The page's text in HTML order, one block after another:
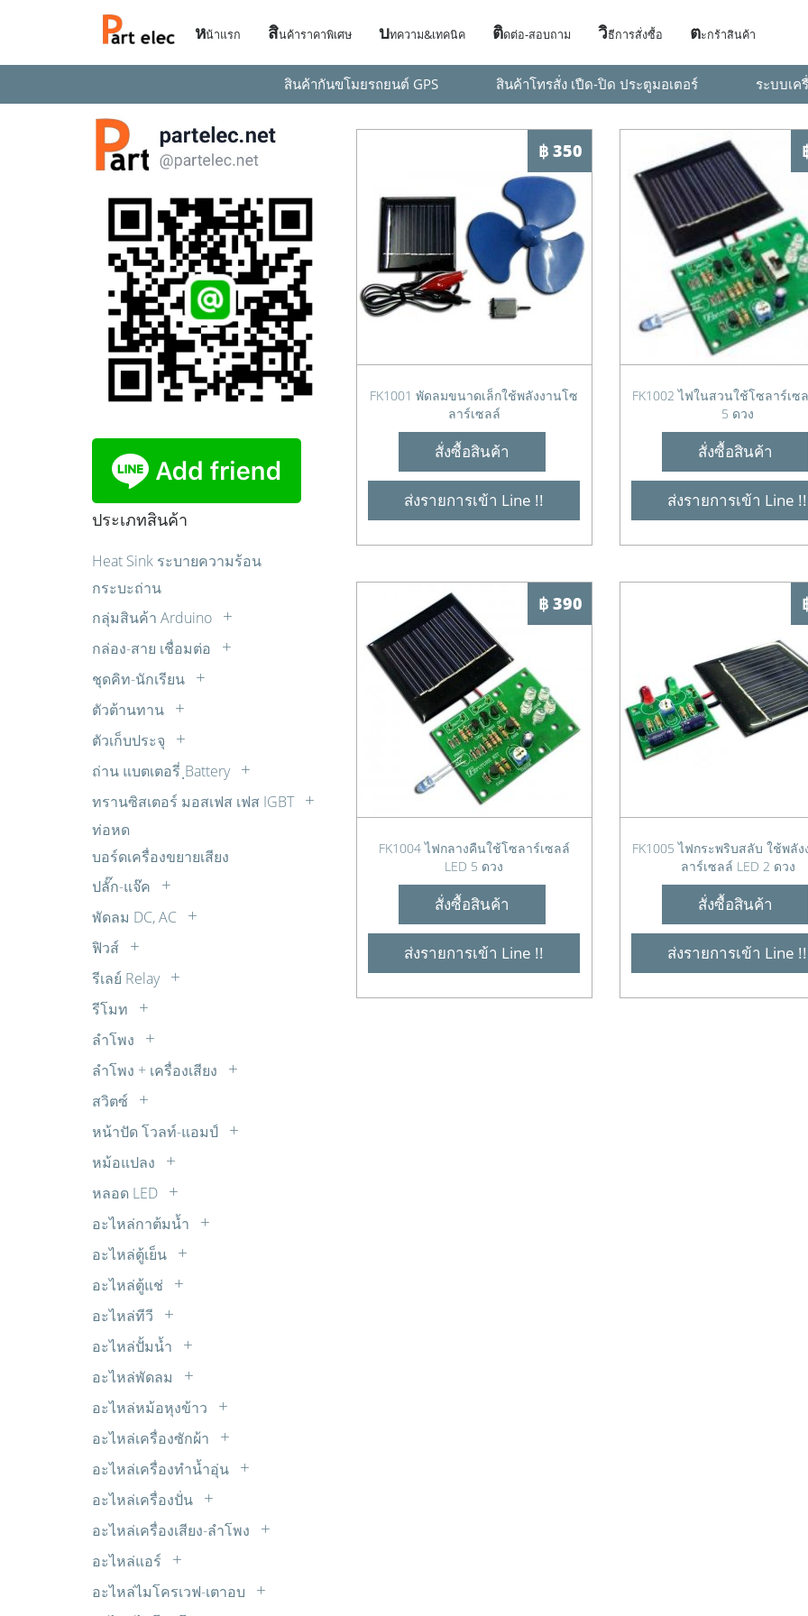
หน้าแรก สินค้าราคาพิเศษ บทความ&เทคนิค ติดต่อ-สอบถาม วิธีการสั่งซื้อ ตะกร้าสินค้า
สินค้ากันขโมยรถยนต์ GPS สินค้าโทรสั่ง เปืด-ปิด ประตูมอเตอร์ ระบบเค
ประเภทสินค้า
Heat Sink ระบายความร้อน
กระบะถ่าน
กลุ่มสินค้า Arduino
Sensor เซ็นเซอร์
บอร์ดขับมอเตอร์
บอร์ดรีเลย์
มอเตอร์ต่างๆ
หน้าจอแสดงผล
กล่อง-สาย เชื่อมต่อ
กล่องแปลงสัญญาณ
สายปลั๊กไฟ AC
สายสัญญาณเสียง AUDIO
สายเพื่อการทดลอง
ชุดคิท-นักเรียน
ควบคุมไฟ AC ด้วยแสง เสียง รีโมท ตั้ง
เวลา
ชุดคิทสำหรับผู้เริ่มต้น
ชุดหุ่นยนต์
ชุดไมโครคอนโทรลเลอร์
พลังงาน โซลาร์เซลล์
วงจรขยายเสียง ปรับแต่งเสียง
วงจรควบคุมความเร็วมอเตอร์ DC
วงจรตัวเลขจัมโบ้ วงจรขับ และไฟกระ
วงจรนาฬิกาและจับเวลา
วงจรบันทึกเสียง
วงจรเสียงต่างๆ จากไอซี OTP
วิทยุรับ-ส่ง FM ไมค์ลอย จูนเนอร์
แหล่งจ่ายไฟ
ไฟกระพริบ ไฟเกมส์
ตัวต้านทาน
LDR
R 10W
R 15W
R 1W
R 20W
R 30W
ตัวต้านทานปรับค่าได้ 30W
ตัวเก็บประจุ
Cap. มอเตอร์สตาร์ท
อิเล็กโตรไลต์
ไมล่าร์
ถ่าน แบตเตอรี่ ฺBattery
ถ่านคาร์บอนซิงค์
ทรานซิสเตอร์ มอสเฟส เฟส IGBT
IGBT
Transistors
TRIAC
ท่อหด
บอร์ดเครื่องขยายเสียง
ปลั๊ก-แจ๊ค
COAX
DC
RCA
RCA ติดแท่น
ตัวแปลง
สเปคคอน
แจ๊ค TR
พัดลม DC, AC
พัดลม AC
พัดลมทั่วไป
ฟิวส์
เทอร์โมฟิวส์
รีเลย์ Relay
รีเลย์ 14V DC
รีเลย์ 18V DC
รีเลย์ 220V AC
รีเลย์ 24V DC
รีเลย์ 6V DC
รีเลย์ 9V DC
รีโมท
รีโมทจานดาวเทียม
รีโมทพัดลม
รีโมทเครื่องเสียง
รีโมทแอร์
ลำโพง
Buzzer บัซเซอร์
ลำโพงเสียงแหลม ทวิตเตอร์ TW
ลำโพง + เครื่องเสียง
สวิตซ์
สวิตซ์กด
สวิตซ์โยก
สวิตซ์ใช้กับสว่าน
ไมโครสวิตซ์
หน้าปัด โวลท์-แอมป์
หน้าปัด AC
หม้อแปลง
หม้อแปลงขดลวด Transformer
อะแด๊ปเตอร์
อินเวอร์เตอร์ INVERTER
หลอด LED
LED 5mm.
อะไหล่กาต้มน้ำ
ฮีทเตอร์กาต้มน้ำ
อะไหล่ตู้เย็น
Timer ตู้เย็น
ขอบยางตู้เย็น
ดีฟรอสใบเมทัล
ฟิลเตอร์-ดรายเออร์
มอเตอร์ตู้เย็น
วาวล์ศร
สวิตซ์ประตูตู้เย็น
ฮีตเตอร์หลอดแก้ว
เซ็นเซอร์ตู้เย็น
เทอร์โมสตัด
แผงระบายความร้อน
อะไหล่ตู้แช่
มอเตอร์พัดลมตู้แช่
อะไหล่ทีวี
ซ๊อกเก็ต TV
ซัพพลาย HAIER
ซัพพลาย JVC
ซัพพลาย LG
ซัพพลาย Panasonic
ซัพพลาย Philips
ซัพพลาย SAMSUNG
ซัพพลาย SHARP
ซัพพลาย SINGER
อะไหล่ปั้มน้ำ
เพรสเชอร์สวิตซ์ปั้มน้ำ
อะไหล่พัดลม
C. พัดลม
มอเตอร์ส่ายรอบช้า
สวิทซ์พัดลม
สเตเตอร์ มอเตอร์พัดลม
เทอร์โมฟิวส์พัดลม
เฟืองต่างๆ
อะไหล่หม้อหุงข้าว
แผ่นอุ่นหม้อหุงข้าว
อะไหล่เครื่องซักผ้า
ขาเหล็กยึดถังซัก
จุกยางปิดท่อน้ำทิ้ง
ชุดหยอดเหรียญ
ซีลยาง
ถุงกรองเศษ
อะไหล่เครื่องทำน้ำอุ่น
VR เครื่องทำน้ำอุ่น
อะไหล่เครื่องปั่น
ยางรองโถเครื่องปั่น
เฟืองเครื่องปั่น
แปลงถ่านเครื่องปั่น
อะไหล่เครื่องเสียง-ลำโพง
ตะแกรงปิดหน้าลำโพง
อะไหล่แอร์
C. แอร์
อะไหล่ไมโครเวฟ-เตาอบ
หัวแม็คนีตรอน
฿ 350
FK1001 พัดลมขนาดเล็กใช้พลังงานโซ
ลาร์เซลล์
สั่งซื้อสินค้า
ส่งรายการเข้า Line !!
FK1002 ไฟในสวนใช้โซลาร์เซ
5 ดวง
สั่งซื้อสินค้า
ส่งรายการเข้า Line !!
฿ 390
FK1004 ไฟกลางคืนใช้โซลาร์เซลล์
LED 5 ดวง
สั่งซื้อสินค้า
ส่งรายการเข้า Line !!
FK1005 ไฟกระพริบสลับ ใช้พลั
ลาร์เซลล์ LED 2 ดวง
สั่งซื้อสินค้า
ส่งรายการเข้า Line !!